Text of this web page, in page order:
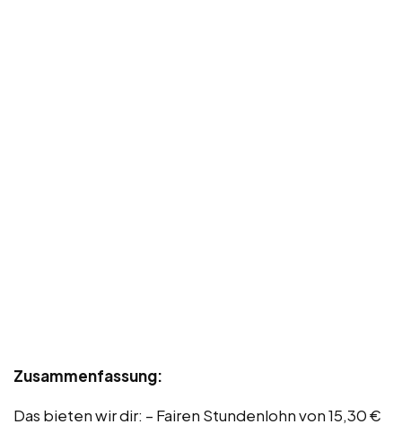
Zusammenfassung:
Das bieten wir dir: – Fairen Stundenlohn von 15,30 €